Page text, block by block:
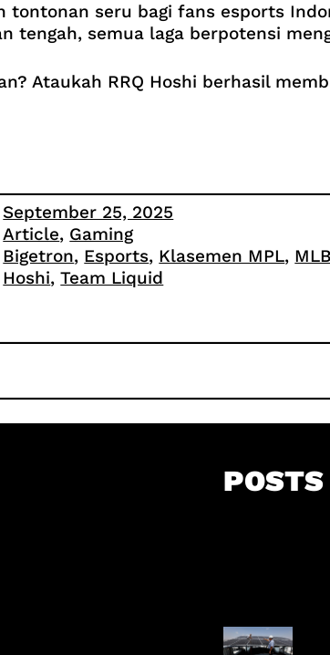
tontonan seru bagi fans esports
tengah, semua laga berpotensi
Ataukah RRQ Hoshi berhasil
September 25, 2025
Article, Gaming
Bigetron, Esports, Klasemen MPL,
Hoshi, Team Liquid
POSTS
Surya